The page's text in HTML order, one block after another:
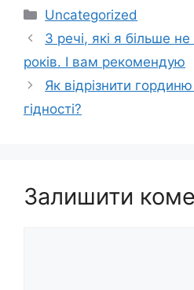
Категорії
Uncategorized
3 речі, які я більше
років. І вам рекомендую
Як відрізнити
гідності?
Залишити